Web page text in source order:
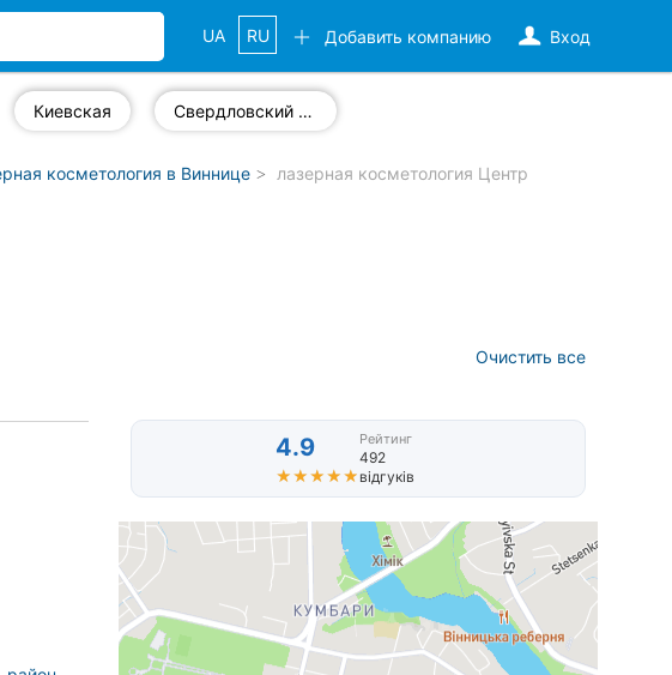
Вход
Добавить компанию
UA RU
Киевская Свердловский массив
косметология в Виннице лазерная косметология Центр
Очистить все
4.9
★★★★★
★★★★★
Рейтинг
492
відгуків